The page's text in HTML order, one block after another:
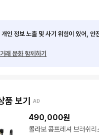
인 정보 노출 및 사기 위험이 있어, 안
래 문화 함께하기
품 보기 AD
490,000원
콜라보 콤프레셔 브러쉬